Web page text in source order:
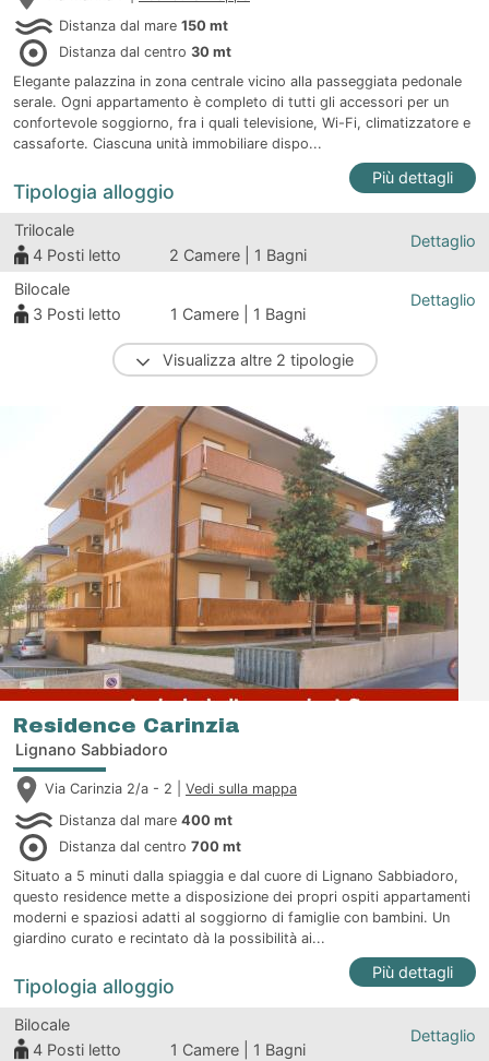
Distanza dal mare 150 mt
Distanza dal centro 30 mt
Elegante palazzina in zona centrale vicino alla passeggiata pedonale
serale. Ogni appartamento è completo di tutti gli accessori per un
confortevole soggiorno, fra i quali televisione, Wi-Fi, climatizzatore e
cassaforte. Ciascuna unità immobiliare dispo...
Più dettagli
Tipologia alloggio
Trilocale
4 Posti letto 2 Camere | 1 Bagni
Dettaglio
Bilocale
3 Posti letto 1 Camere | 1 Bagni
Dettaglio
Visualizza altre 2 tipologie
Residence Carinzia
Lignano Sabbiadoro
Via Carinzia 2/a - 2 | Vedi sulla mappa
Distanza dal mare 400 mt
Distanza dal centro 700 mt
Situato a 5 minuti dalla spiaggia e dal cuore di Lignano Sabbiadoro,
questo residence mette a disposizione dei propri ospiti appartamenti
moderni e spaziosi adatti al soggiorno di famiglie con bambini. Un
giardino curato e recintato dà la possibilità ai...
Più dettagli
Tipologia alloggio
Bilocale
4 Posti letto 1 Camere | 1 Bagni
Dettaglio